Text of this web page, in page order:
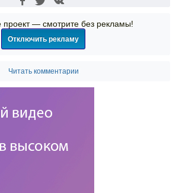
проект — смотрите без рекламы!
Отключить рекламу
Читать комментарии